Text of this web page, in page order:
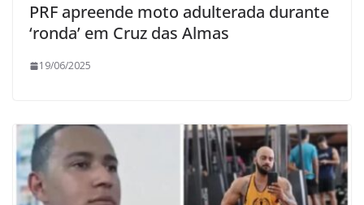
PRF apreende moto adulterada durante
‘ronda’ em Cruz das Almas
19/06/2025